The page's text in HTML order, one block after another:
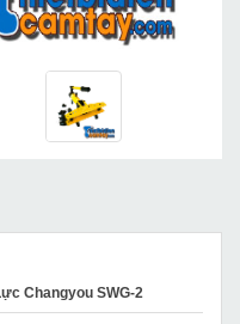
Changyou SWG-2